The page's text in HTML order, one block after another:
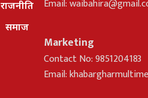
राजनीति
समाज
Email:
Marketing
Contact No: 9851204183
Email: